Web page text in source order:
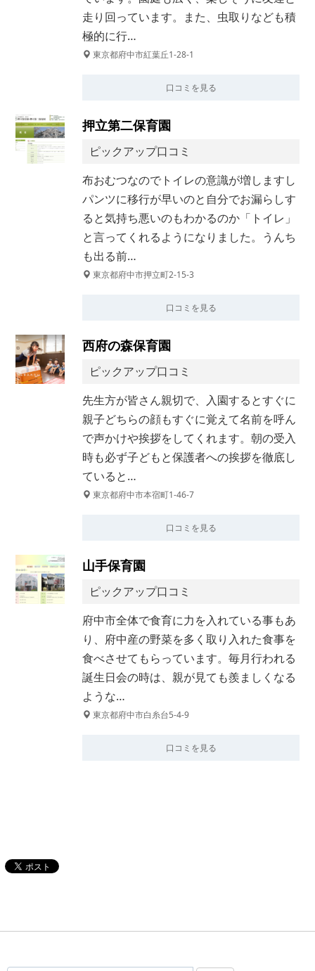
走り回っています。また、虫取りなども積
極的に行…
東京都府中市紅葉丘1-28-1
口コミを見る
押立第二保育園
ピックアップ口コミ
布おむつなのでトイレの意識が増しますし
パンツに移行が早いのと自分でお漏らしす
ると気持ち悪いのもわかるのか「トイレ」
と言ってくれるようになりました。うんち
も出る前…
東京都府中市押立町2-15-3
口コミを見る
西府の森保育園
ピックアップ口コミ
先生方が皆さん親切で、入園するとすぐに
親子どちらの顔もすぐに覚えて名前を呼ん
で声かけや挨拶をしてくれます。朝の受入
時も必ず子どもと保護者への挨拶を徹底し
ていると…
東京都府中市本宿町1-46-7
口コミを見る
山手保育園
ピックアップ口コミ
府中市全体で食育に力を入れている事もあ
り、府中産の野菜を多く取り入れた食事を
食べさせてもらっています。毎月行われる
誕生日会の時は、親が見ても羨ましくなる
ような…
東京都府中市白糸台5-4-9
口コミを見る